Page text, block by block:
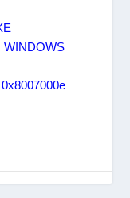
WINDOWS